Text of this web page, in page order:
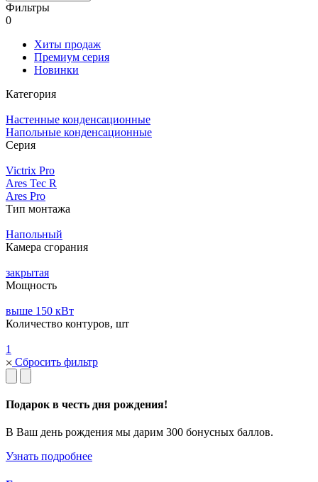
Фильтры
0
Хиты продаж
Премиум серия
Новинки
Категория
Настенные конденсационные
Напольные конденсационные
Серия
Victrix Pro
Ares Tec R
Ares Pro
Тип монтажа
Напольный
Камера сгорания
закрытая
Мощность
выше 150 кВт
Количество контуров, шт
1
Сбросить фильтр
Подарок в честь дня рождения!
В Ваш день рождения мы дарим 300 бонусных баллов.
Узнать подробнее